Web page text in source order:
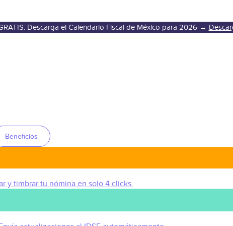
Descarga el Calendario Fiscal de México para 2026 →
Beneficios
y timbrar tu nómina en solo 4 clicks.